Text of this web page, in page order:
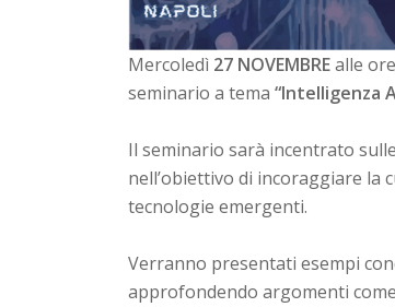
Mercoledì 27 NOVEMBREalle ore
seminario a tema “Intelligenza
Il seminario sarà incentrato
nell’obiettivo di incoraggiare la
tecnologie emergenti.
Verranno presentati esempi
approfondendo argomenti